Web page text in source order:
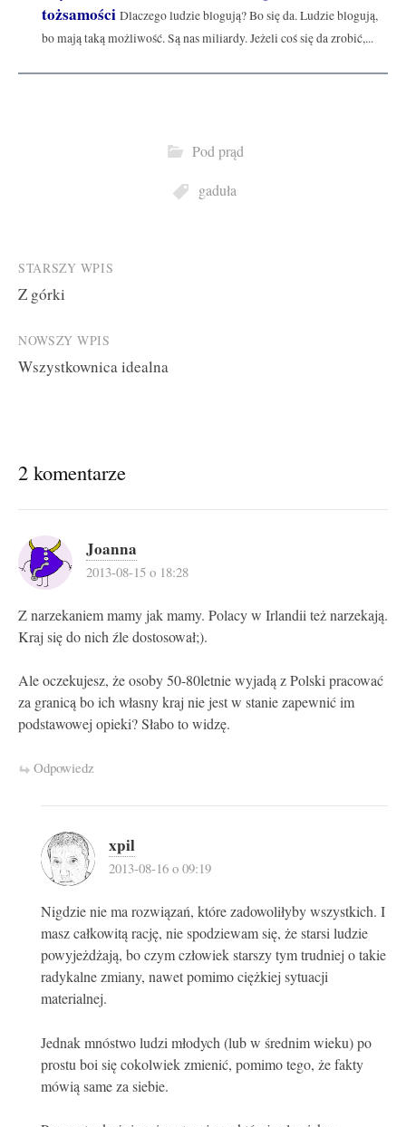
tożsamości Dlaczego ludzie blogują? Bo się da. Ludzie blogują,
bo mają taką możliwość. Są nas miliardy. Jeżeli coś się da zrobić,...
Pod prąd
gaduła
Post
navigation
STARSZY WPIS
Z górki
NOWSZY WPIS
Wszystkownica idealna
2 komentarze
Joanna
2013-08-15 o 18:28
Z narzekaniem mamy jak mamy. Polacy w Irlandii też narzekają.
Kraj się do nich źle dostosował;).
Ale oczekujesz, że osoby 50-80letnie wyjadą z Polski pracować
za granicą bo ich własny kraj nie jest w stanie zapewnić im
podstawowej opieki? Słabo to widzę.
Odpowiedz
xpil
2013-08-16 o 09:19
Nigdzie nie ma rozwiązań, które zadowoliłyby wszystkich. I
masz całkowitą rację, nie spodziewam się, że starsi ludzie
powyjeżdżają, bo czym człowiek starszy tym trudniej o takie
radykalne zmiany, nawet pomimo ciężkiej sytuacji
materialnej.
Jednak mnóstwo ludzi młodych (lub w średnim wieku) po
prostu boi się cokolwiek zmienić, pomimo tego, że fakty
mówią same za siebie.